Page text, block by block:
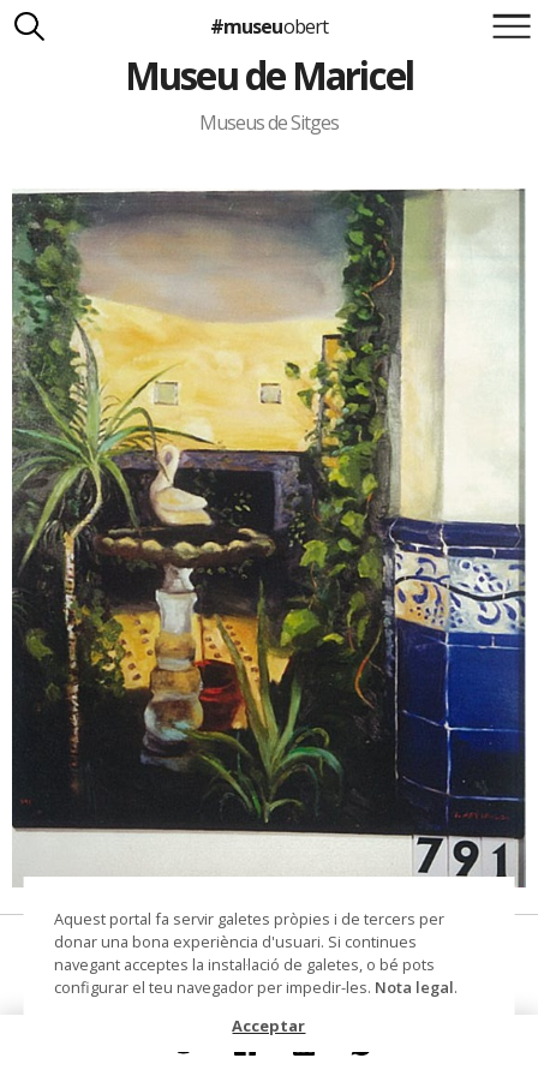
Suma't a la iniciativa
info@museuobert.cat.
Nota legal
Carlota Royo
Francesca Barcellona
#museuobert
Museu de Maricel
Museus de Sitges
© Arxiu Fotogràfic del Consorci del Patrimoni de
Sitges
Biblioteca Santiago Rusiñol
pintura sobre tela
Aquest portal fa servir galetes pròpies i de tercers per
donar una bona experiència d'usuari. Si continues
navegant acceptes la instal·lació de galetes, o bé pots
configurar el teu navegador per impedir-les. Nota legal.
Acceptar